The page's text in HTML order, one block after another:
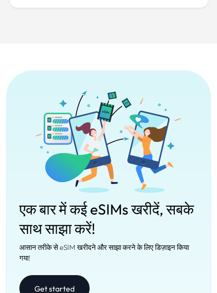
एक बार में कई eSIMs खरीदें, सबके
साथ साझा करें!
आसान तरीके से eSIM खरीदने और साझा करने के लिए डिज़ाइन किया
गया!
Get started